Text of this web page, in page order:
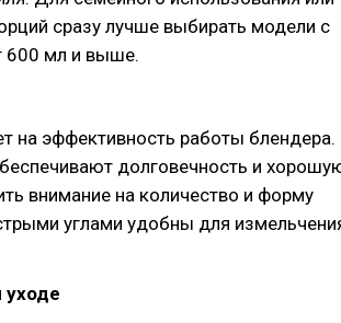
сразу лучше выбирать модели с
600 мл и выше.
на эффективность работы блендера.
долговечность и
внимание на количество и форму
углами удобны для
уходе